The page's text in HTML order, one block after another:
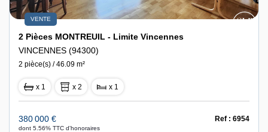
VENTE
2 Pièces MONTREUIL - Limite Vincennes
VINCENNES (94300)
2 pièce(s) / 46.09 m²
x 1 x 2 x 1
380 000 €
dont 5.56% TTC d'honoraires
Ref : 6954